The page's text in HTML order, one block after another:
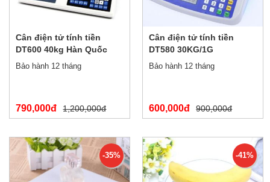
Cân điện tử tính tiền
DT600 40kg Hàn Quốc
Bảo hành 12 tháng
790,000đ 1,200,000đ
Cân điện tử tính tiền
DT580 30KG/1G
Bảo hành 12 tháng
600,000đ 900,000đ
-35% -41%